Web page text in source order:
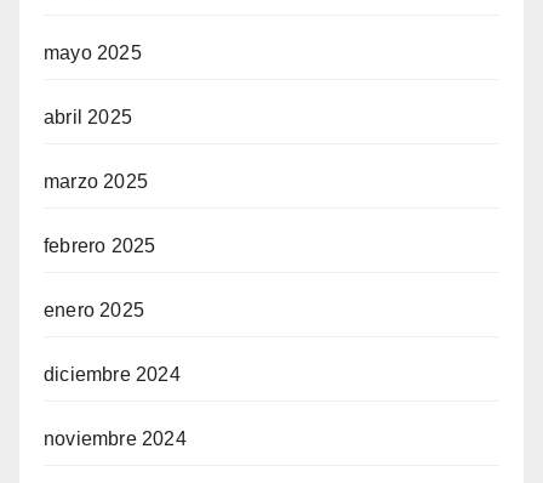
mayo 2025
abril 2025
marzo 2025
febrero 2025
enero 2025
diciembre 2024
noviembre 2024